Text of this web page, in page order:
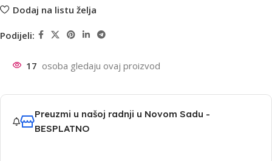
Dodaj na listu želja
Podijeli:
17 osoba gledaju ovaj proizvod
Preuzmi u našoj radnji u Novom Sadu -
BESPLATNO